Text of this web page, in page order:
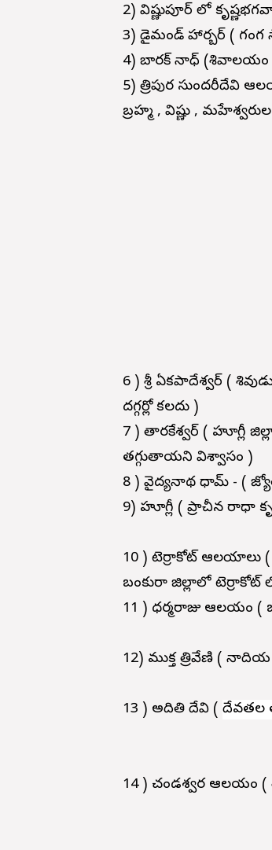
2) విష్ణుపూర్ లో
3) డైమండ్ హార్బర్ ( గంగ
4) బారక్ నాధ్ (శివాలయం ,
5) త్రిపుర సుందరీదేవి
బ్రహ్మ , విష్ణు ,
6 ) శ్రీ ఏకపాదేశ్వర్ (
దగ్గర్లో కలదు )
7 ) తారకేశ్వర్ ( హూగ్లీ
తగ్గుతాయని విశ్వాసం )
8 ) వైద్యనాథ ధామ్ - (
9) హూగ్లీ ( ప్రాచీన రాధా
10 ) టెర్రాకోట్ ఆలయాలు
బంకురా జిల్లాలో టెర్రాకోట్
11 ) ధర్మరాజు ఆలయం
12) ముక్త త్రివేణి (
13 ) అదితి దేవి ( దేవతల
14 ) చండనేశ్వర